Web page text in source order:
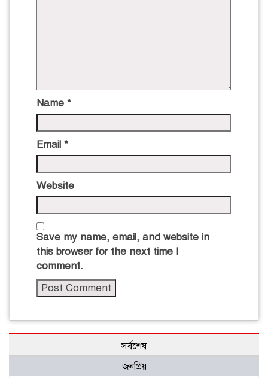
Name *
Email *
Website
Save my name, email, and website in
this browser for the next time I
comment.
সর্বশেষ
জনপ্রিয়